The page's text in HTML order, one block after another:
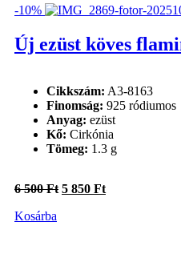
000 Ft.
800 Ft.
-10%
Új ezüst köves
Cikkszám: A3-8163
Finomság: 925 ródiumos
Anyag: ezüst
Kő: Cirkónia
Tömeg: 1.3 g
6 500Ft Original
5 850 FtCurrent
Kosárba